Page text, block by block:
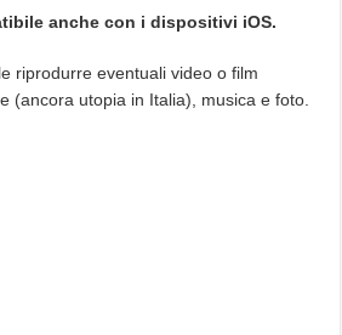
anche con i dispositivi iOS.
riprodurre eventuali video o film
(ancora utopia in Italia), musica e foto.